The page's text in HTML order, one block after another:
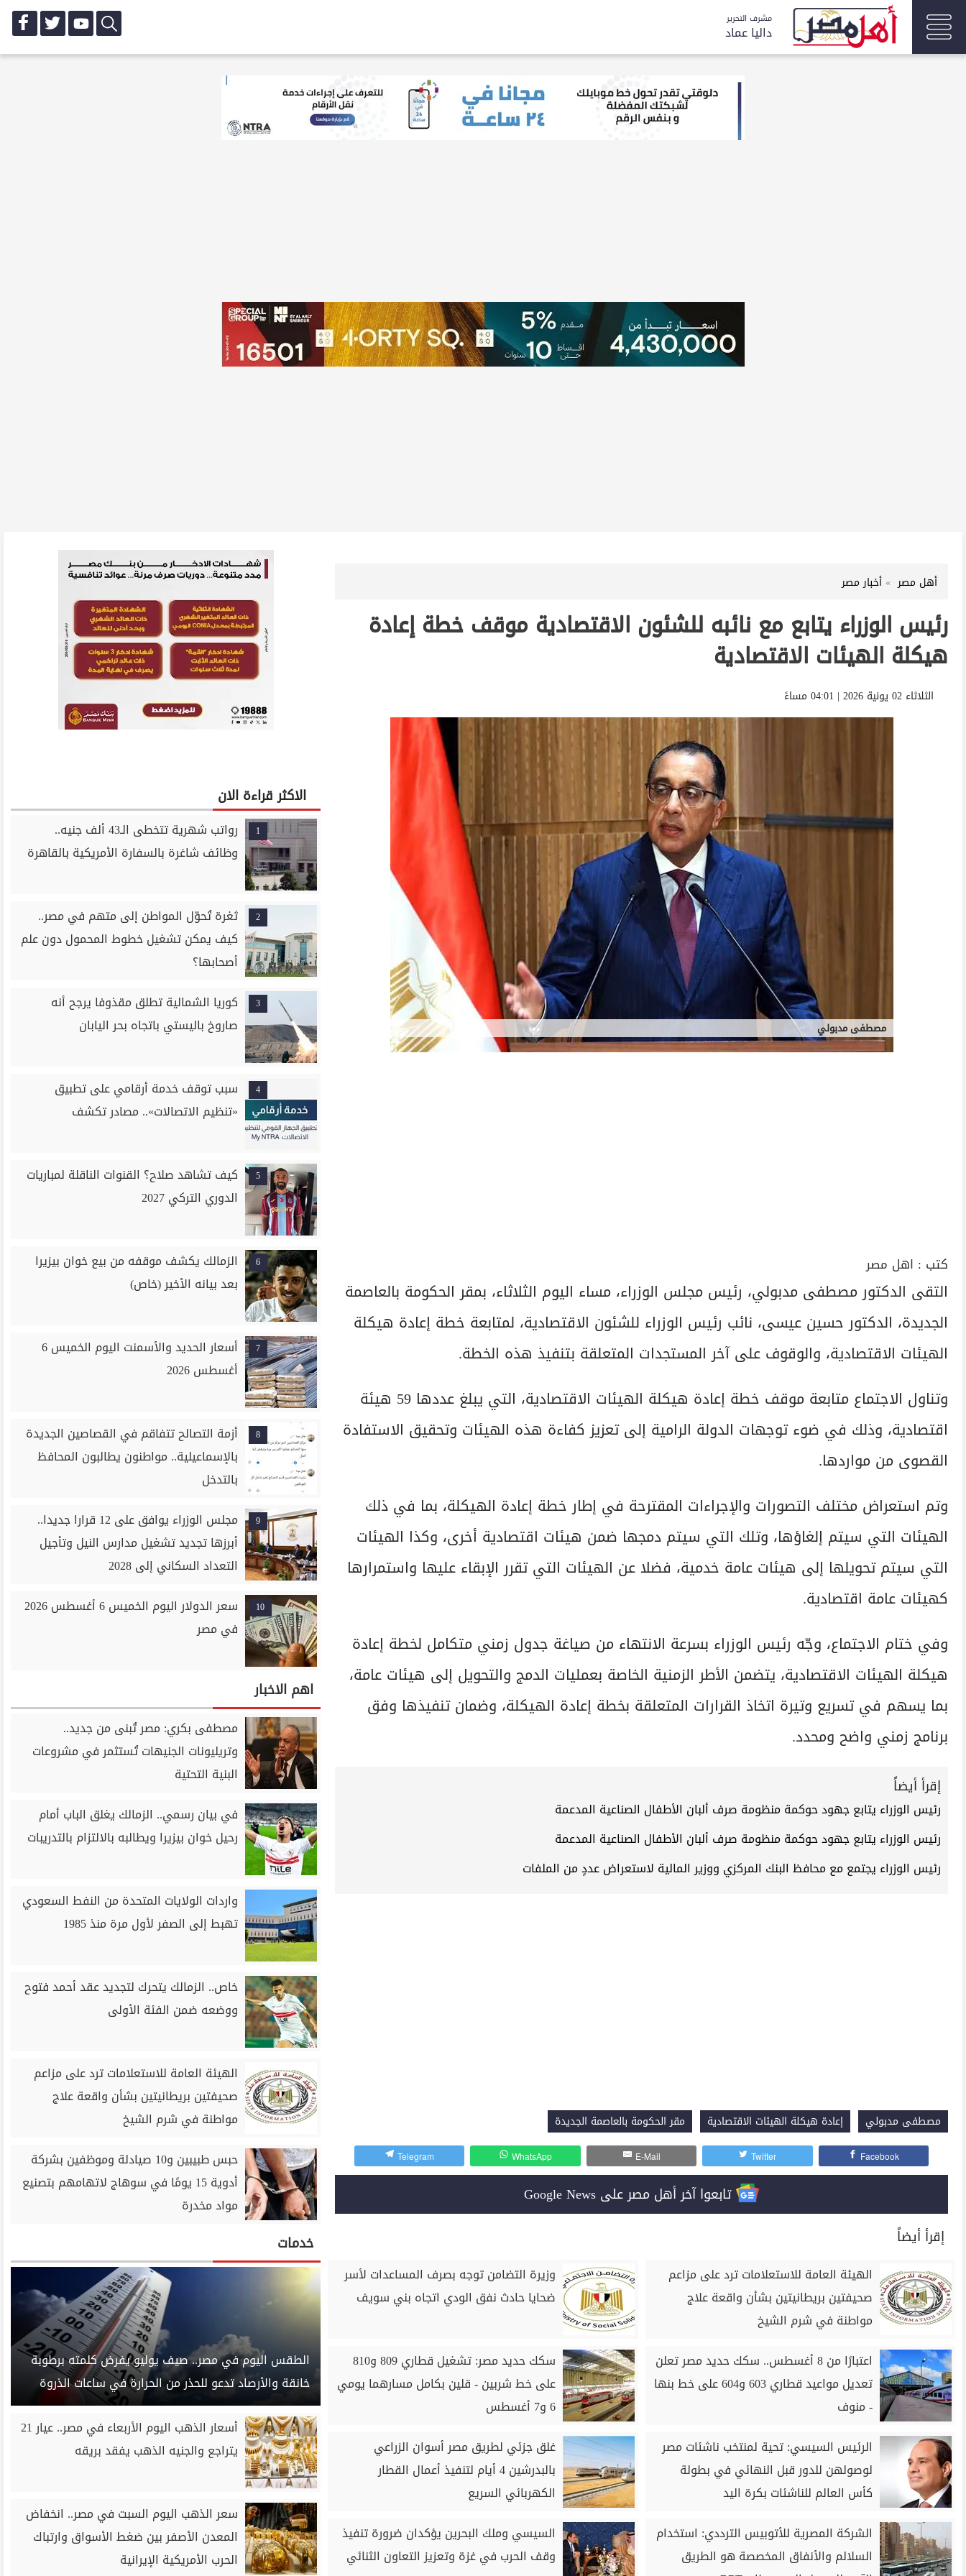
مشرف التحرير
داليا عماد
أهل مصر أخبار مصر
رئيس الوزراء يتابع مع نائبه للشئون الاقتصادية موقف خطة إعادة
هيكلة الهيئات الاقتصادية
الثلاثاء 02 يونية 2026 | 04:01 مساءً
مصطفى مدبولي
كتب : اهل مصر
التقى الدكتور مصطفى مدبولي، رئيس مجلس الوزراء، مساء اليوم الثلاثاء، بمقر الحكومة بالعاصمة
الجديدة، الدكتور حسين عيسى، نائب رئيس الوزراء للشئون الاقتصادية، لمتابعة خطة إعادة هيكلة
الهيئات الاقتصادية، والوقوف على آخر المستجدات المتعلقة بتنفيذ هذه الخطة.
وتناول الاجتماع متابعة موقف خطة إعادة هيكلة الهيئات الاقتصادية، التي يبلغ عددها 59 هيئة
اقتصادية، وذلك في ضوء توجهات الدولة الرامية إلى تعزيز كفاءة هذه الهيئات وتحقيق الاستفادة
القصوى من مواردها.
وتم استعراض مختلف التصورات والإجراءات المقترحة في إطار خطة إعادة الهيكلة، بما في ذلك
الهيئات التي سيتم إلغاؤها، وتلك التي سيتم دمجها ضمن هيئات اقتصادية أخرى، وكذا الهيئات
التي سيتم تحويلها إلى هيئات عامة خدمية، فضلا عن الهيئات التي تقرر الإبقاء عليها واستمرارها
كهيئات عامة اقتصادية.
وفي ختام الاجتماع، وجّه رئيس الوزراء بسرعة الانتهاء من صياغة جدول زمني متكامل لخطة إعادة
هيكلة الهيئات الاقتصادية، يتضمن الأطر الزمنية الخاصة بعمليات الدمج والتحويل إلى هيئات عامة،
بما يسهم في تسريع وتيرة اتخاذ القرارات المتعلقة بخطة إعادة الهيكلة، وضمان تنفيذها وفق
برنامج زمني واضح ومحدد.
إقرأ أيضاً
رئيس الوزراء يتابع جهود حوكمة منظومة صرف ألبان الأطفال الصناعية المدعمة
رئيس الوزراء يتابع جهود حوكمة منظومة صرف ألبان الأطفال الصناعية المدعمة
رئيس الوزراء يجتمع مع محافظ البنك المركزي ووزير المالية لاستعراض عددٍ من الملفات
مصطفى مدبولي إعادة هيكلة الهيئات الاقتصادية مقر الحكومة بالعاصمة الجديدة
Facebook
Twitter
E-Mail
WhatsApp
Telegram
تابعوا آخر أهل مصر على Google News
إقرأ أيضاً
الهيئة العامة للاستعلامات ترد على مزاعم
صحيفتين بريطانيتين بشأن واقعة علاج
مواطنة في شرم الشيخ
وزيرة التضامن توجه بصرف المساعدات لأسر
ضحايا حادث نفق الودي اتجاه بني سويف
اعتبارًا من 8 أغسطس.. سكك حديد مصر تعلن
تعديل مواعيد قطاري 603 و604 على خط بنها
- منوف
سكك حديد مصر: تشغيل قطاري 809 و810
على خط شربين - قلين بكامل مسارهما يومي
6 و7 أغسطس
الرئيس السيسي: تحية لمنتخب ناشئات مصر
لوصولهن للدور قبل النهائي في بطولة
كأس العالم للناشئات بكرة اليد
غلق جزئي لطريق مصر أسوان الزراعي
بالبدرشين 4 أيام لتنفيذ أعمال القطار
الكهربائي السريع
الشركة المصرية للأتوبيس الترددي: استخدام
السلالم والأنفاق المخصصة هو الطريق
السيسي وملك البحرين يؤكدان ضرورة تنفيذ
وقف الحرب في غزة وتعزيز التعاون الثنائي
الاكثر قراءة الان
1
رواتب شهرية تتخطى الـ43 ألف جنيه..
وظائف شاغرة بالسفارة الأمريكية بالقاهرة
2
ثغرة تُحوّل المواطن إلى متهم في مصر..
كيف يمكن تشغيل خطوط المحمول دون علم
أصحابها؟
3
كوريا الشمالية تطلق مقذوفا يرجح أنه
صاروخ باليستي باتجاه بحر اليابان
4
سبب توقف خدمة أرقامي على تطبيق
«تنظيم الاتصالات».. مصادر تكشف
5
كيف تشاهد صلاح؟ القنوات الناقلة لمباريات
الدوري التركي 2027
6
الزمالك يكشف موقفه من بيع خوان بيزيرا
بعد بيانه الأخير (خاص)
7
أسعار الحديد والأسمنت اليوم الخميس 6
أغسطس 2026
8
أزمة التصالح تتفاقم في القصاصين الجديدة
بالإسماعيلية.. مواطنون يطالبون المحافظ
بالتدخل
9
مجلس الوزراء يوافق على 12 قرارا جديدا..
أبرزها تجديد تشغيل مدارس النيل وتأجيل
التعداد السكاني إلى 2028
10
سعر الدولار اليوم الخميس 6 أغسطس 2026
في مصر
اهم الاخبار
مصطفى بكري: مصر تُبنى من جديد..
وتريليونات الجنيهات تُستثمر في مشروعات
البنية التحتية
في بيان رسمي.. الزمالك يغلق الباب أمام
رحيل خوان بيزيرا ويطالبه بالالتزام بالتدريبات
واردات الولايات المتحدة من النفط السعودي
تهبط إلى الصفر لأول مرة منذ 1985
خاص.. الزمالك يتحرك لتجديد عقد أحمد فتوح
ووضعه ضمن الفئة الأولى
الهيئة العامة للاستعلامات ترد على مزاعم
صحيفتين بريطانيتين بشأن واقعة علاج
مواطنة في شرم الشيخ
حبس طبيبين و10 صيادلة وموظفين بشركة
أدوية 15 يومًا في سوهاج لاتهامهم بتصنيع
مواد مخدرة
خدمات
الطقس اليوم في مصر.. صيف يوليو يفرض كلمته برطوبة
خانقة والأرصاد تدعو للحذر من الحرارة في ساعات الذروة
أسعار الذهب اليوم الأربعاء في مصر.. عيار 21
يتراجع والجنيه الذهب يفقد بريقه
سعر الذهب اليوم السبت في مصر.. انخفاض
المعدن الأصفر بين ضغط الأسواق وارتباك
الحرب الأمريكية الإيرانية